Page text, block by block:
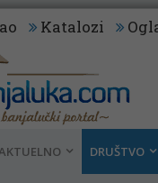
Katalozi
DRUŠTVO